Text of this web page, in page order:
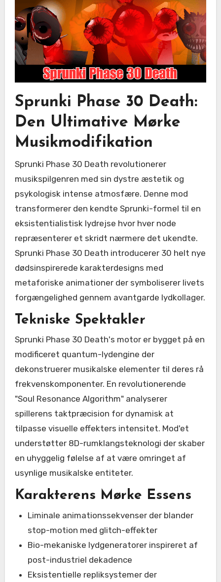
Sprunki Phase 30 Death:
Den Ultimative Mørke
Musikmodifikation
Sprunki Phase 30 Death revolutionerer
musikspilgenren med sin dystre æstetik og
psykologisk intense atmosfære. Denne mod
transformerer den kendte Sprunki-formel til en
eksistentialistisk lydrejse hvor hver node
repræsenterer et skridt nærmere det ukendte.
Sprunki Phase 30 Death introducerer 30 helt nye
dødsinspirerede karakterdesigns med
metaforiske animationer der symboliserer livets
forgængelighed gennem avantgarde lydkollager.
Tekniske Spektakler
Sprunki Phase 30 Death's motor er bygget på en
modificeret quantum-lydengine der
dekonstruerer musikalske elementer til deres rå
frekvenskomponenter. En revolutionerende
"Soul Resonance Algorithm" analyserer
spillerens taktpræcision for dynamisk at
tilpasse visuelle effekters intensitet. Mod'et
understøtter 8D-rumklangsteknologi der skaber
en uhyggelig følelse af at være omringet af
usynlige musikalske entiteter.
Karakterens Mørke Essens
Liminale animationssekvenser der blander
stop-motion med glitch-effekter
Bio-mekaniske lydgeneratorer inspireret af
post-industriel dekadence
Eksistentielle repliksystemer der